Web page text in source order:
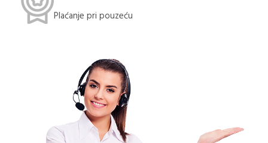
Plaćanje pri pouzeću